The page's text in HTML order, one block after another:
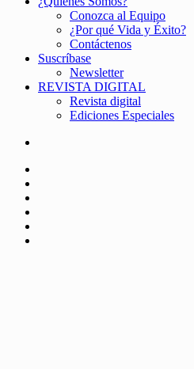
Conozca al Equipo
¿Por qué Vida y Éxito?
Contáctenos
Suscríbase
Newsletter
REVISTA DIGITAL
Revista digital
Ediciones Especiales